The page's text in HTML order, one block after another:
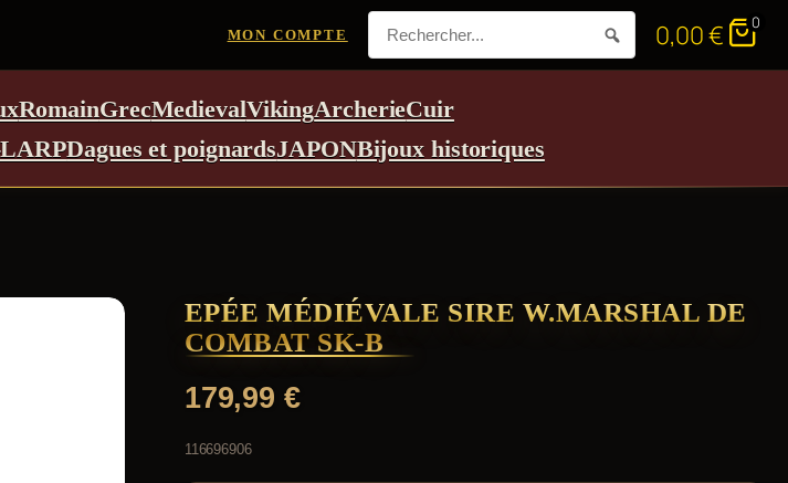
MON COMPTE 0,00€ 0
RomainGrecMedievalVikingArcherieCuir
Dagues et poignardsJAPONBijoux historiques
EPÉE MÉDIÉVALE SIRE W.MARSHAL DE
COMBAT SK-B
179,99€
116696906